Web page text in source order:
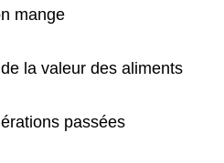
mange
la valeur des aliments
passées